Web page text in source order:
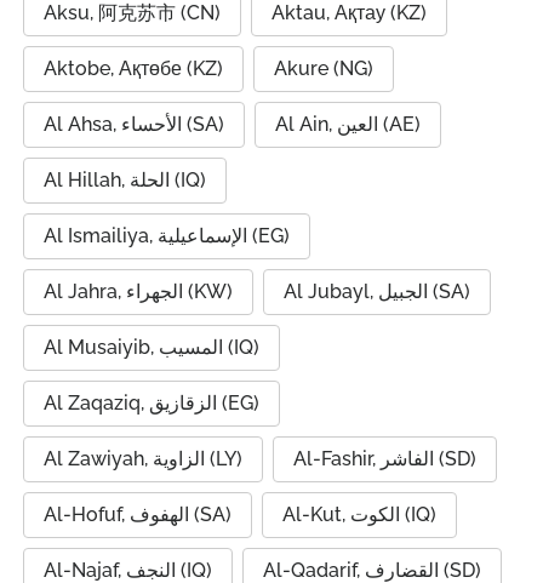
Aksu, 阿克苏市 (CN) Aktau, Ақтау (KZ)
Aktobe, Ақтөбе (KZ) Akure (NG)
Al Ahsa, الأحساء (SA) Al Ain, العين (AE)
Al Hillah, الحلة (IQ)
Al Ismailiya, الإسماعيلية (EG)
Al Jahra, الجهراء (KW) Al Jubayl, الجبيل (SA)
Al Musaiyib, المسيب (IQ)
Al Zaqaziq, الزقازيق (EG)
Al Zawiyah, الزاوية (LY) Al-Fashir, الفاشر (SD)
Al-Hofuf, الهفوف (SA) Al-Kut, الكوت (IQ)
Al-Najaf, النجف (IQ) Al-Qadarif, القضارف (SD)